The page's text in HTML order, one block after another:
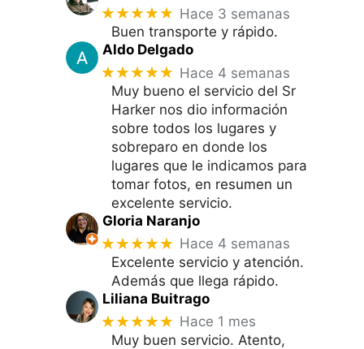
★★★★★ Hace 3 semanas
Buen transporte y rápido.
Aldo Delgado
★★★★★ Hace 4 semanas
Muy bueno el servicio del Sr
Harker nos dio información
sobre todos los lugares y
sobreparo en donde los
lugares que le indicamos para
tomar fotos, en resumen un
excelente servicio.
Gloria Naranjo
★★★★★ Hace 4 semanas
Excelente servicio y atención.
Además que llega rápido.
Liliana Buitrago
★★★★★ Hace 1 mes
Muy buen servicio. Atento,